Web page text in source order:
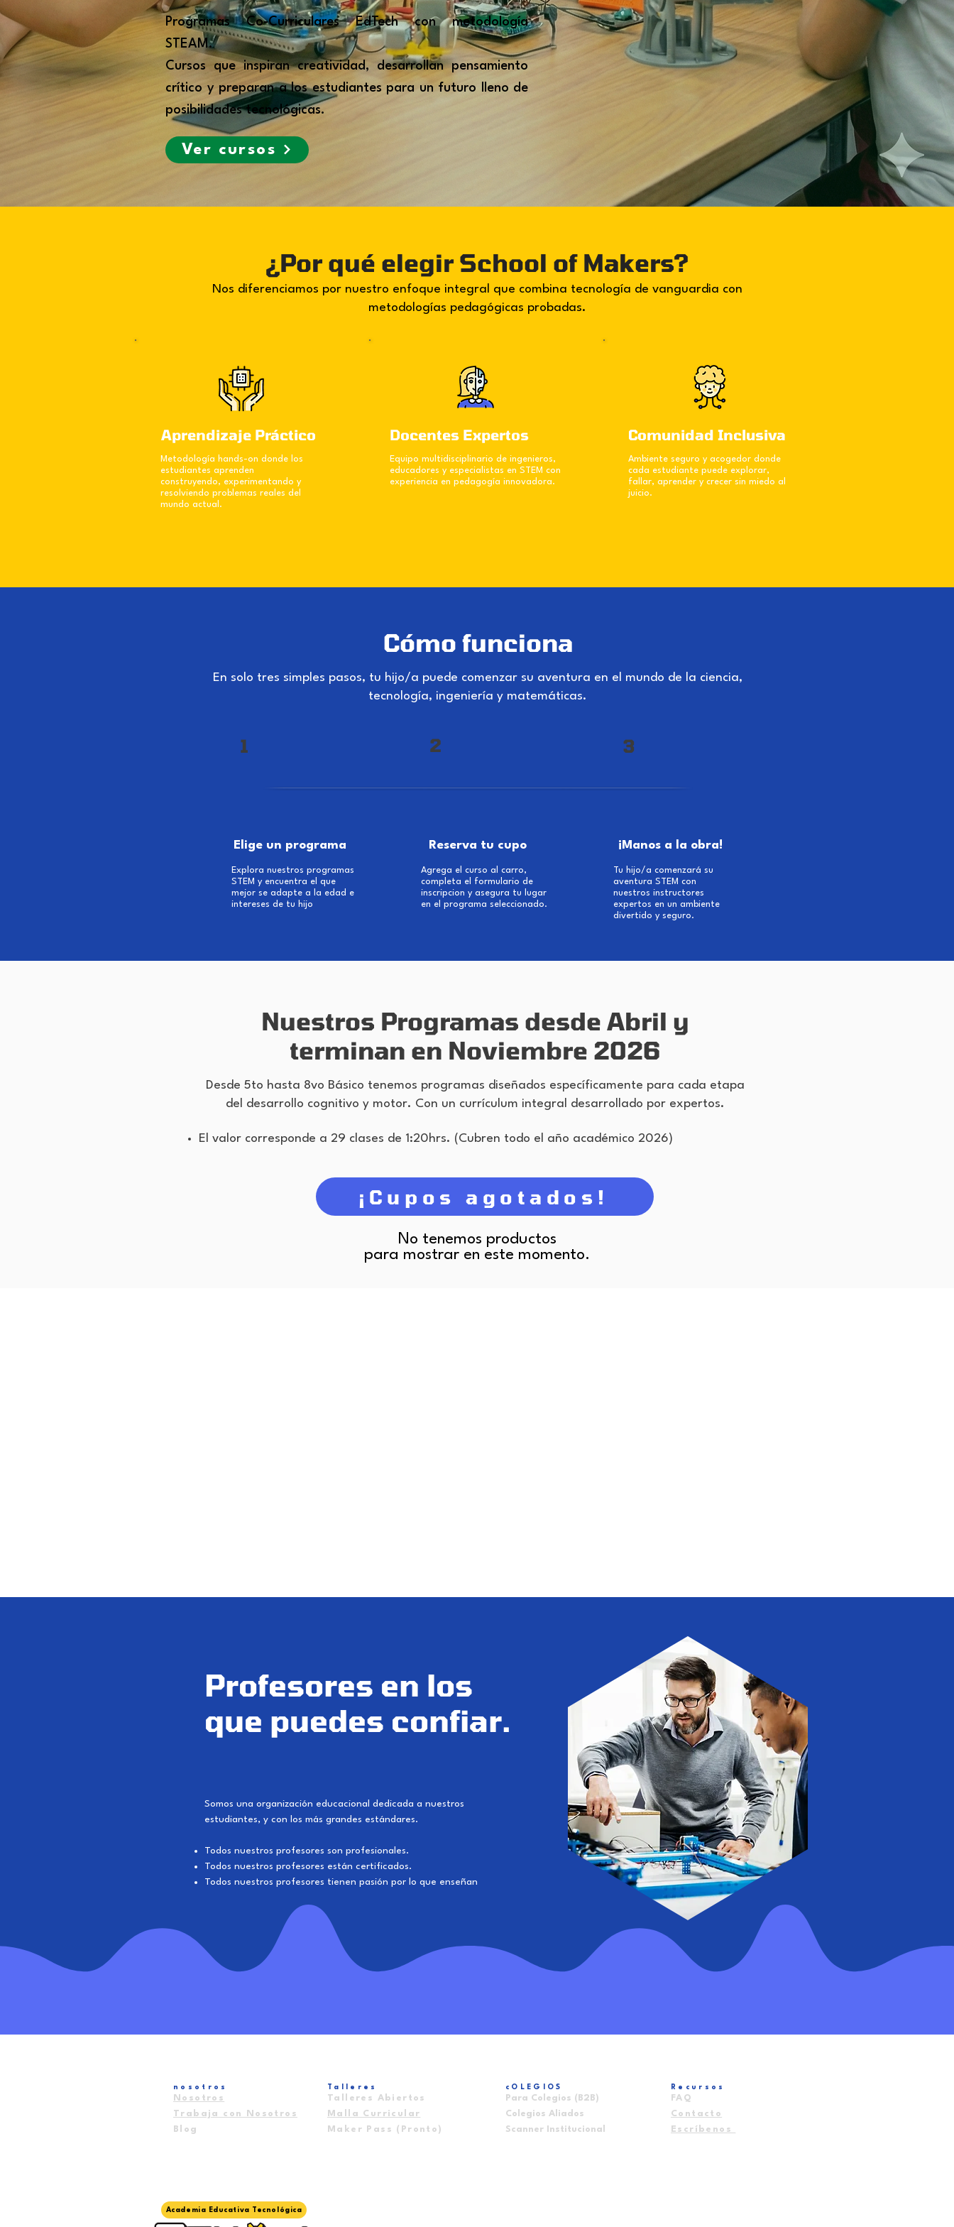
Programas Co-Curriculares EdTech con metodología
STEAM.
Cursos que inspiran creatividad, desarrollan pensamiento
crítico y preparan a los estudiantes para un futuro lleno de
posibilidades tecnológicas.
Ver cursos
¿Por qué elegir School of Makers?
Nos diferenciamos por nuestro enfoque integral que combina tecnología de vanguardia con
metodologías pedagógicas probadas.
Aprendizaje Práctico
Metodología hands-on donde los
estudiantes aprenden
construyendo, experimentando y
resolviendo problemas reales del
mundo actual.
Docentes Expertos
Equipo multidisciplinario de ingenieros,
educadores y especialistas en STEM con
experiencia en pedagogía innovadora.
Comunidad Inclusiva
Ambiente seguro y acogedor donde
cada estudiante puede explorar,
fallar, aprender y crecer sin miedo al
juicio.
Cómo funciona
En solo tres simples pasos, tu hijo/a puede comenzar su aventura en el mundo de la ciencia,
tecnología, ingeniería y matemáticas.
1 2 3
Elige un programa
Explora nuestros programas
STEM y encuentra el que
mejor se adapte a la edad e
intereses de tu hijo
Reserva tu cupo
Agrega el curso al carro,
completa el formulario de
inscripcion y asegura tu lugar
en el programa seleccionado.
¡Manos a la obra!
Tu hijo/a comenzará su
aventura STEM con
nuestros instructores
expertos en un ambiente
divertido y seguro.
Nuestros Programas desde Abril y
terminan en Noviembre 2026
Desde 5to hasta 8vo Básico tenemos programas diseñados específicamente para cada etapa
del desarrollo cognitivo y motor. Con un currículum integral desarrollado por expertos.
El valor corresponde a 29 clases de 1:20hrs. (Cubren todo el año académico 2026)
No tenemos productos
para mostrar en este momento.
¡Cupos agotados!
Profesores en los
que puedes confiar.
Somos una organización educacional dedicada a nuestros
estudiantes, y con los más grandes estándares.
Todos nuestros profesores son profesionales.
Todos nuestros profesores están certificados.
Todos nuestros profesores tienen pasión por lo que enseñan
nosotros
Nosotros
Trabaja con Nosotros
Blog
Talleres
Talleres Abiertos
Malla Curricular
Maker Pass (Pronto)
cOLEGIOS
Para Colegios (B2B)
Colegios Aliados
Scanner Institucional
Academia Educativa Tecnológica
Recursos
FAQ
Contacto
Escríbenos